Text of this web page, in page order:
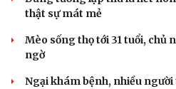
thật sự mát mẻ
Mèo sống thọ tới 31 tuổi, chủ
ngờ
Ngại khám bệnh, nhiều